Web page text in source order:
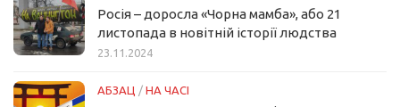
Росія – доросла «Чорна мамба», або 21
листопада в новітній історії людства
23.11.2024
АБЗАЦ / НА ЧАСІ